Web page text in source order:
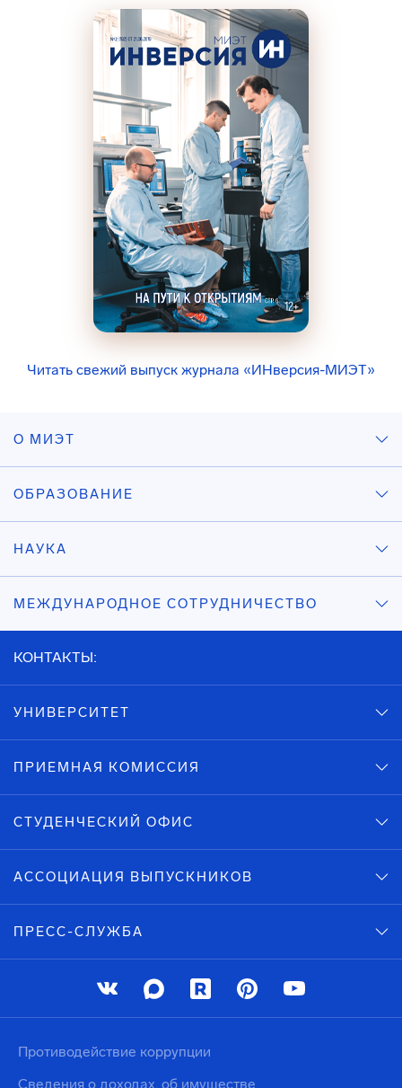
Читать свежий выпуск журнала «ИНверсия-МИЭТ»
О МИЭТ
ОБРАЗОВАНИЕ
НАУКА
МЕЖДУНАРОДНОЕ СОТРУДНИЧЕСТВО
КОНТАКТЫ:
УНИВЕРСИТЕТ
ПРИЕМНАЯ КОМИССИЯ
СТУДЕНЧЕСКИЙ ОФИС
АССОЦИАЦИЯ ВЫПУСКНИКОВ
ПРЕСС-СЛУЖБА
Противодействие коррупции
Сведения о доходах, об имуществе